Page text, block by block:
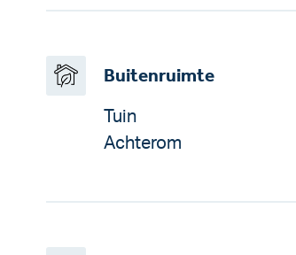
Buitenruimte
Tuin
Achterom